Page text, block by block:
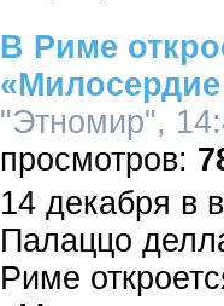
В Риме
"Этномир",
14 декабря в
Палаццо
Риме